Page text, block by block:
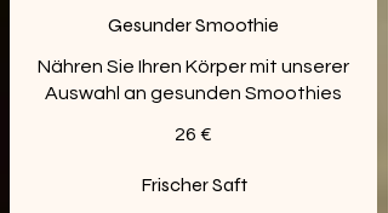
Gesunder Smoothie
Nähren Sie Ihren Körper mit unserer
Auswahl an gesunden Smoothies
26 €
Frischer Saft